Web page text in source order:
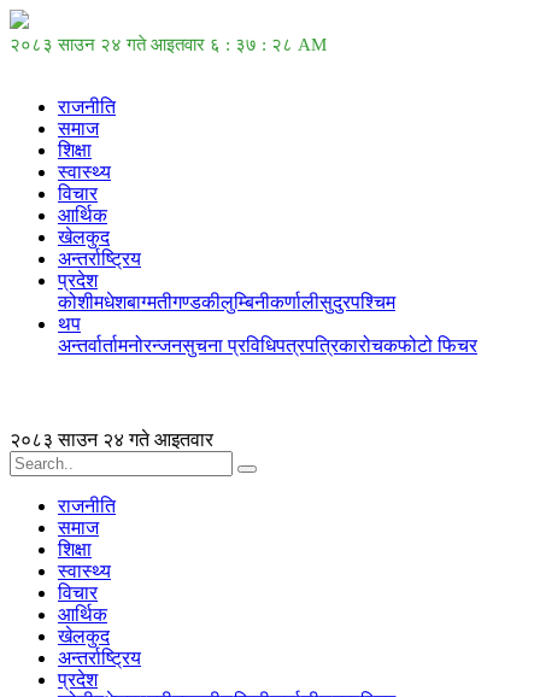
२०८३ साउन २४ गते आइतवार ६ : ३७ : २८ AM
राजनीति
समाज
शिक्षा
स्वास्थ्य
विचार
आर्थिक
खेलकुद
अन्तर्राष्ट्रिय
प्रदेश
कोशीमधेशबाग्मतीगण्डकीलुम्बिनीकर्णालीसुदुरपश्चिम
थप
अन्तर्वार्तामनोरन्जनसुचना प्रविधिपत्रपत्रिकारोचकफोटो फिचर
२०८३ साउन २४ गते आइतवार
राजनीति
समाज
शिक्षा
स्वास्थ्य
विचार
आर्थिक
खेलकुद
अन्तर्राष्ट्रिय
प्रदेश